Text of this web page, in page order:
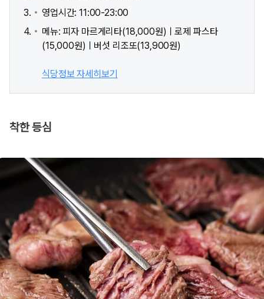
영업시간: 11:00-23:00
메뉴: 피자 마르게리타(18,000원)ㅣ로제 파스타
(15,000원)ㅣ버섯 리조또(13,900원)
식당정보 자세히보기
착한 등심